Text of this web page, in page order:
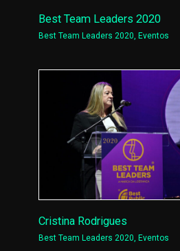
Best Team Leaders 2020
Best Team Leaders 2020 ,Eventos
Cristina Rodrigues
Best Team Leaders 2020, Eventos